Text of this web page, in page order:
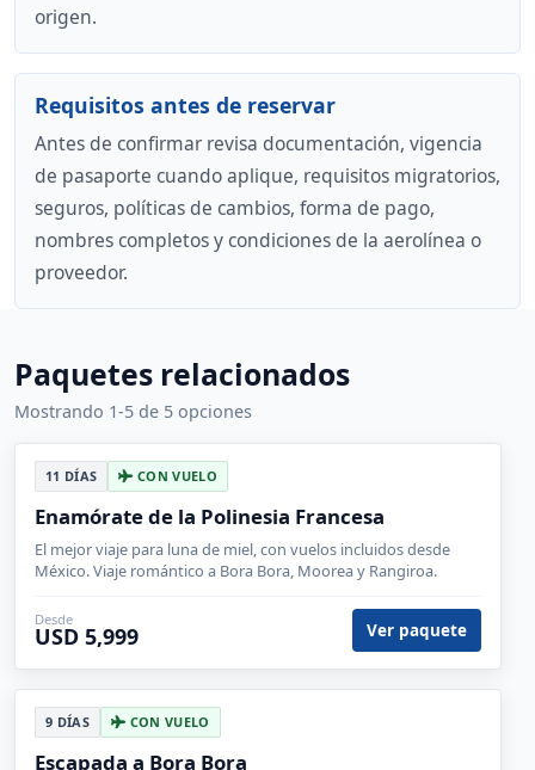
origen.
Requisitos antes de reservar
Antes de confirmar revisa documentación, vigencia
de pasaporte cuando aplique, requisitos migratorios,
seguros, políticas de cambios, forma de pago,
nombres completos y condiciones de la aerolínea o
proveedor.
Paquetes relacionados
Mostrando 1-5 de 5 opciones
11 DÍAS CON VUELO
Enamórate de la Polinesia Francesa
El mejor viaje para luna de miel, con vuelos incluidos desde
México. Viaje romántico a Bora Bora, Moorea y Rangiroa.
Desde
USD 5,999 Ver paquete
9 DÍAS CON VUELO
Escapada a Bora Bora